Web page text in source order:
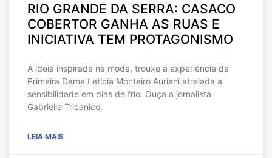
RIO GRANDE DA SERRA: CASACO
COBERTOR GANHA AS RUAS E
INICIATIVA TEM PROTAGONISMO
A ideia inspirada na moda, trouxe a experiência da
Primeira Dama Letícia Monteiro Auriani atrelada a
sensibilidade em dias de frio. Ouça a jornalista
Gabrielle Tricanico.
LEIA MAIS